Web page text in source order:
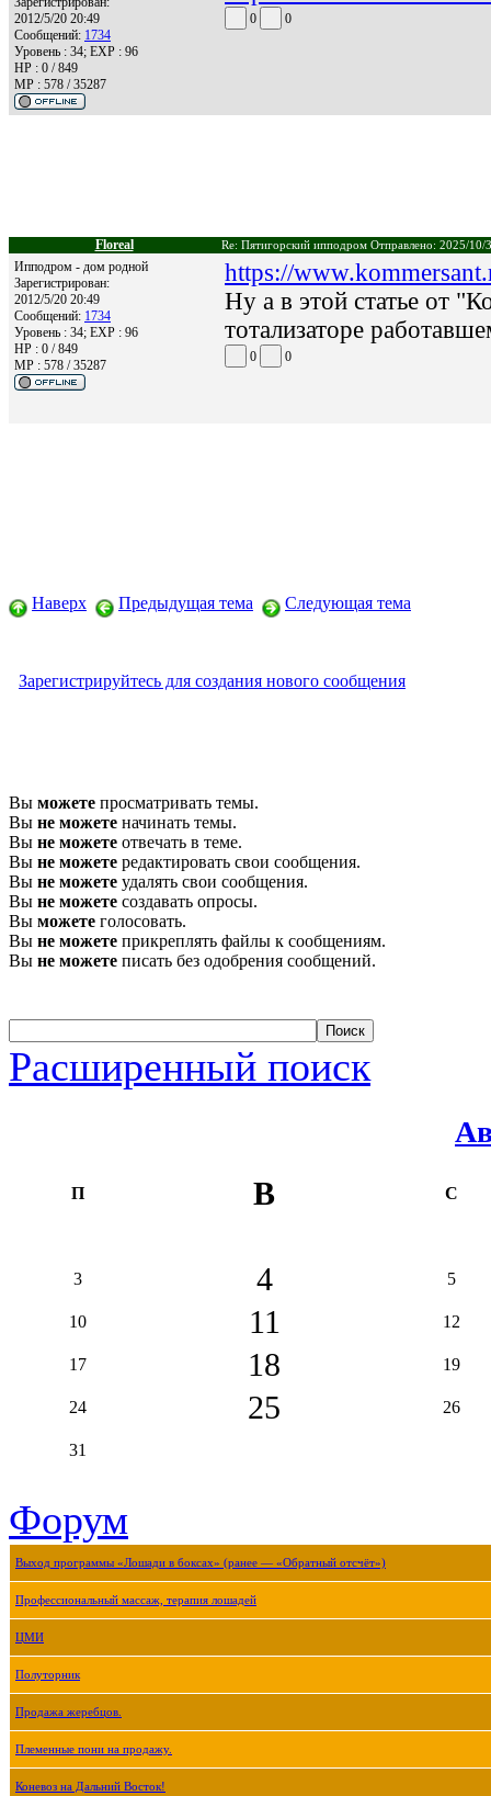
2012/5/20 20:49
Сообщений: 1734
Уровень : 34; EXP : 96
HP : 0 / 849
MP : 578 / 35287
0 0
Floreal Re: Пятигорский ипподром Отправлено: 2025/10/
Ипподром - дом родной
Зарегистрирован:
2012/5/20 20:49
Сообщений: 1734
Уровень : 34; EXP : 96
HP : 0 / 849
MP : 578 / 35287
https://
Ну а в этой статье от
тотализаторе
0 0
Наверх Предыдущая тема Следующая тема
Зарегистрируйтесь для создания нового сообщения
Вы можете просматривать темы.
Вы не можете начинать темы.
Вы не можете отвечать в теме.
Вы не можете редактировать свои сообщения.
Вы не можете удалять свои сообщения.
Вы не можете создавать опросы.
Вы можете голосовать.
Вы не можете прикреплять файлы к сообщениям.
Вы не можете писать без одобрения сообщений.
Расширенный поиск
П В С
3 4 5
10 11 12
17 18 19
24 25 26
31
Форум
Выход программы «Лошади в боксах» (ранее — «Обратный отсчёт»)
Профессиональный массаж, терапия лошадей
ЦМИ
Полуторник
Продажа жеребцов.
Племенные пони на продажу.
Коневоз на Дальний Восток!